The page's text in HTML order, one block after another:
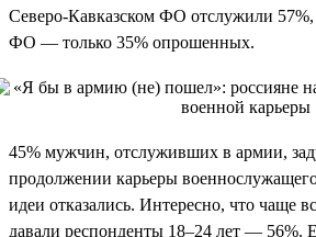
Северо-Кавказском ФО отслужили
ФО — только 35% опрошенных.
45% мужчин, отслуживших в армии,
продолжении карьеры
идеи отказались. Интересно, что чаще
давали респонденты 18–24 лет — 56%.